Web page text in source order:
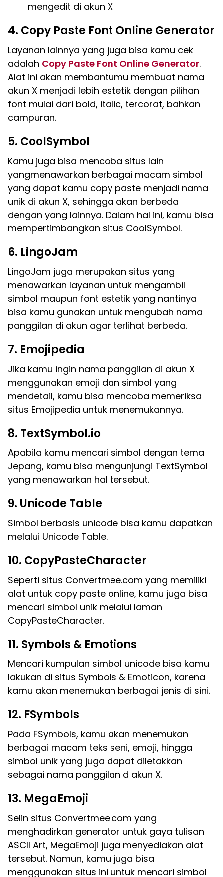
mengedit di akun X
4. Copy Paste Font Online Generator
Layanan lainnya yang juga bisa kamu cek
adalah Copy Paste Font Online Generator.
Alat ini akan membantumu membuat nama
akun X menjadi lebih estetik dengan pilihan
font mulai dari bold, italic, tercorat, bahkan
campuran.
5. CoolSymbol
Kamu juga bisa mencoba situs lain
yangmenawarkan berbagai macam simbol
yang dapat kamu copy paste menjadi nama
unik di akun X, sehingga akan berbeda
dengan yang lainnya. Dalam hal ini, kamu bisa
mempertimbangkan situs CoolSymbol.
6. LingoJam
LingoJam juga merupakan situs yang
menawarkan layanan untuk mengambil
simbol maupun font estetik yang nantinya
bisa kamu gunakan untuk mengubah nama
panggilan di akun agar terlihat berbeda.
7. Emojipedia
Jika kamu ingin nama panggilan di akun X
menggunakan emoji dan simbol yang
mendetail, kamu bisa mencoba memeriksa
situs Emojipedia untuk menemukannya.
8. TextSymbol.io
Apabila kamu mencari simbol dengan tema
Jepang, kamu bisa mengunjungi TextSymbol
yang menawarkan hal tersebut.
9. Unicode Table
Simbol berbasis unicode bisa kamu dapatkan
melalui Unicode Table.
10. CopyPasteCharacter
Seperti situs Convertmee.com yang memiliki
alat untuk copy paste online, kamu juga bisa
mencari simbol unik melalui laman
CopyPasteCharacter.
11. Symbols & Emotions
Mencari kumpulan simbol unicode bisa kamu
lakukan di situs Symbols & Emoticon, karena
kamu akan menemukan berbagai jenis di sini.
12. FSymbols
Pada FSymbols, kamu akan menemukan
berbagai macam teks seni, emoji, hingga
simbol unik yang juga dapat diletakkan
sebagai nama panggilan d akun X.
13. MegaEmoji
Selin situs Convertmee.com yang
menghadirkan generator untuk gaya tulisan
ASCII Art, MegaEmoji juga menyediakan alat
tersebut. Namun, kamu juga bisa
menggunakan situs ini untuk mencari simbol